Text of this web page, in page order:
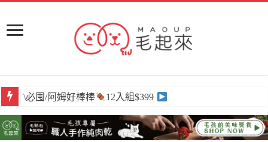
\必囤/阿姆好棒棒 12入組$399